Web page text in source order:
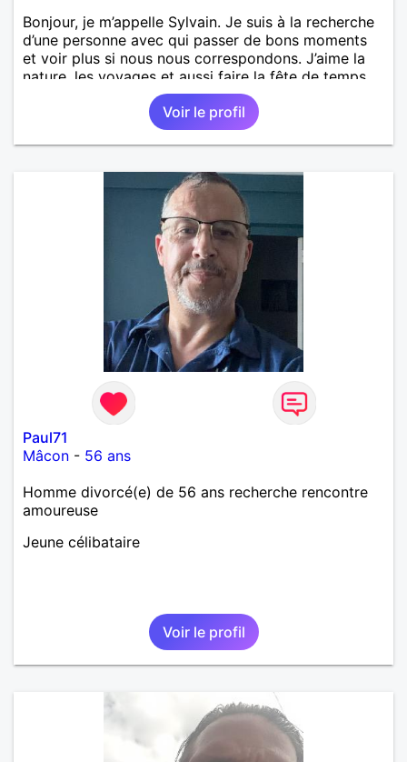
Bonjour, je m’appelle Sylvain. Je suis à la recherche
d’une personne avec qui passer de bons moments
et voir plus si nous nous correspondons. J’aime la
nature, les voyages et aussi faire la fête de temps
en temps ;-)Je suis papa d’un petit garçon de 7 ans
dont je m’occupe en garde alternée. J’aime à peu
près tous les styles de musique. (Oui je suis pas
trop fan de Jul). Je fais du sport pour garder la
pense en tout cas 😂)
Voir le profil
Paul71
Mâcon - 56 ans
Homme divorcé(e) de 56 ans recherche rencontre
amoureuse
Jeune célibataire
Voir le profil